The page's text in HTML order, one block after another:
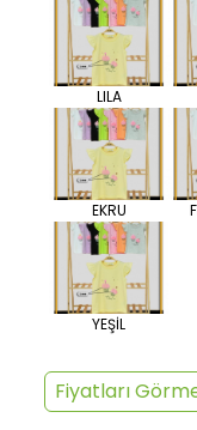
LILA
EKRU
YEŞİL
Fiyatları